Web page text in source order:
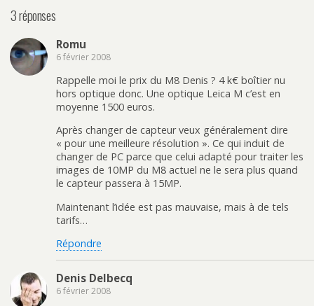
3 réponses
Romu
6 février 2008
Rappelle moi le prix du M8 Denis ? 4 k€ boîtier nu
hors optique donc. Une optique Leica M c’est en
moyenne 1500 euros.
Après changer de capteur veux généralement dire
« pour une meilleure résolution ». Ce qui induit de
changer de PC parce que celui adapté pour traiter les
images de 10MP du M8 actuel ne le sera plus quand
le capteur passera à 15MP.
Maintenant l’idée est pas mauvaise, mais à de tels
tarifs…
Répondre
Denis Delbecq
6 février 2008